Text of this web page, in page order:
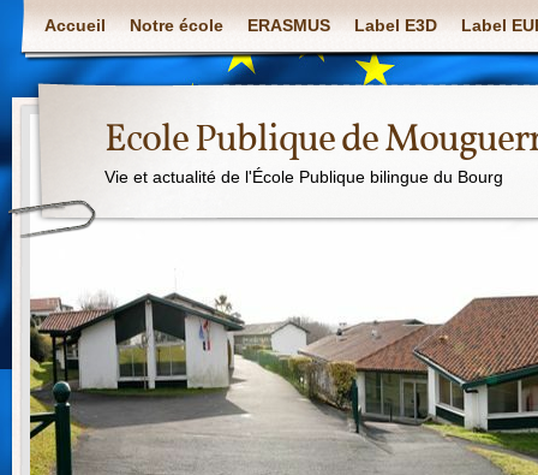
Accueil Notre école ERASMUS Label E3D Label
Ecole Publique de
Vie et actualité de l'École Publique bilingue du Bourg